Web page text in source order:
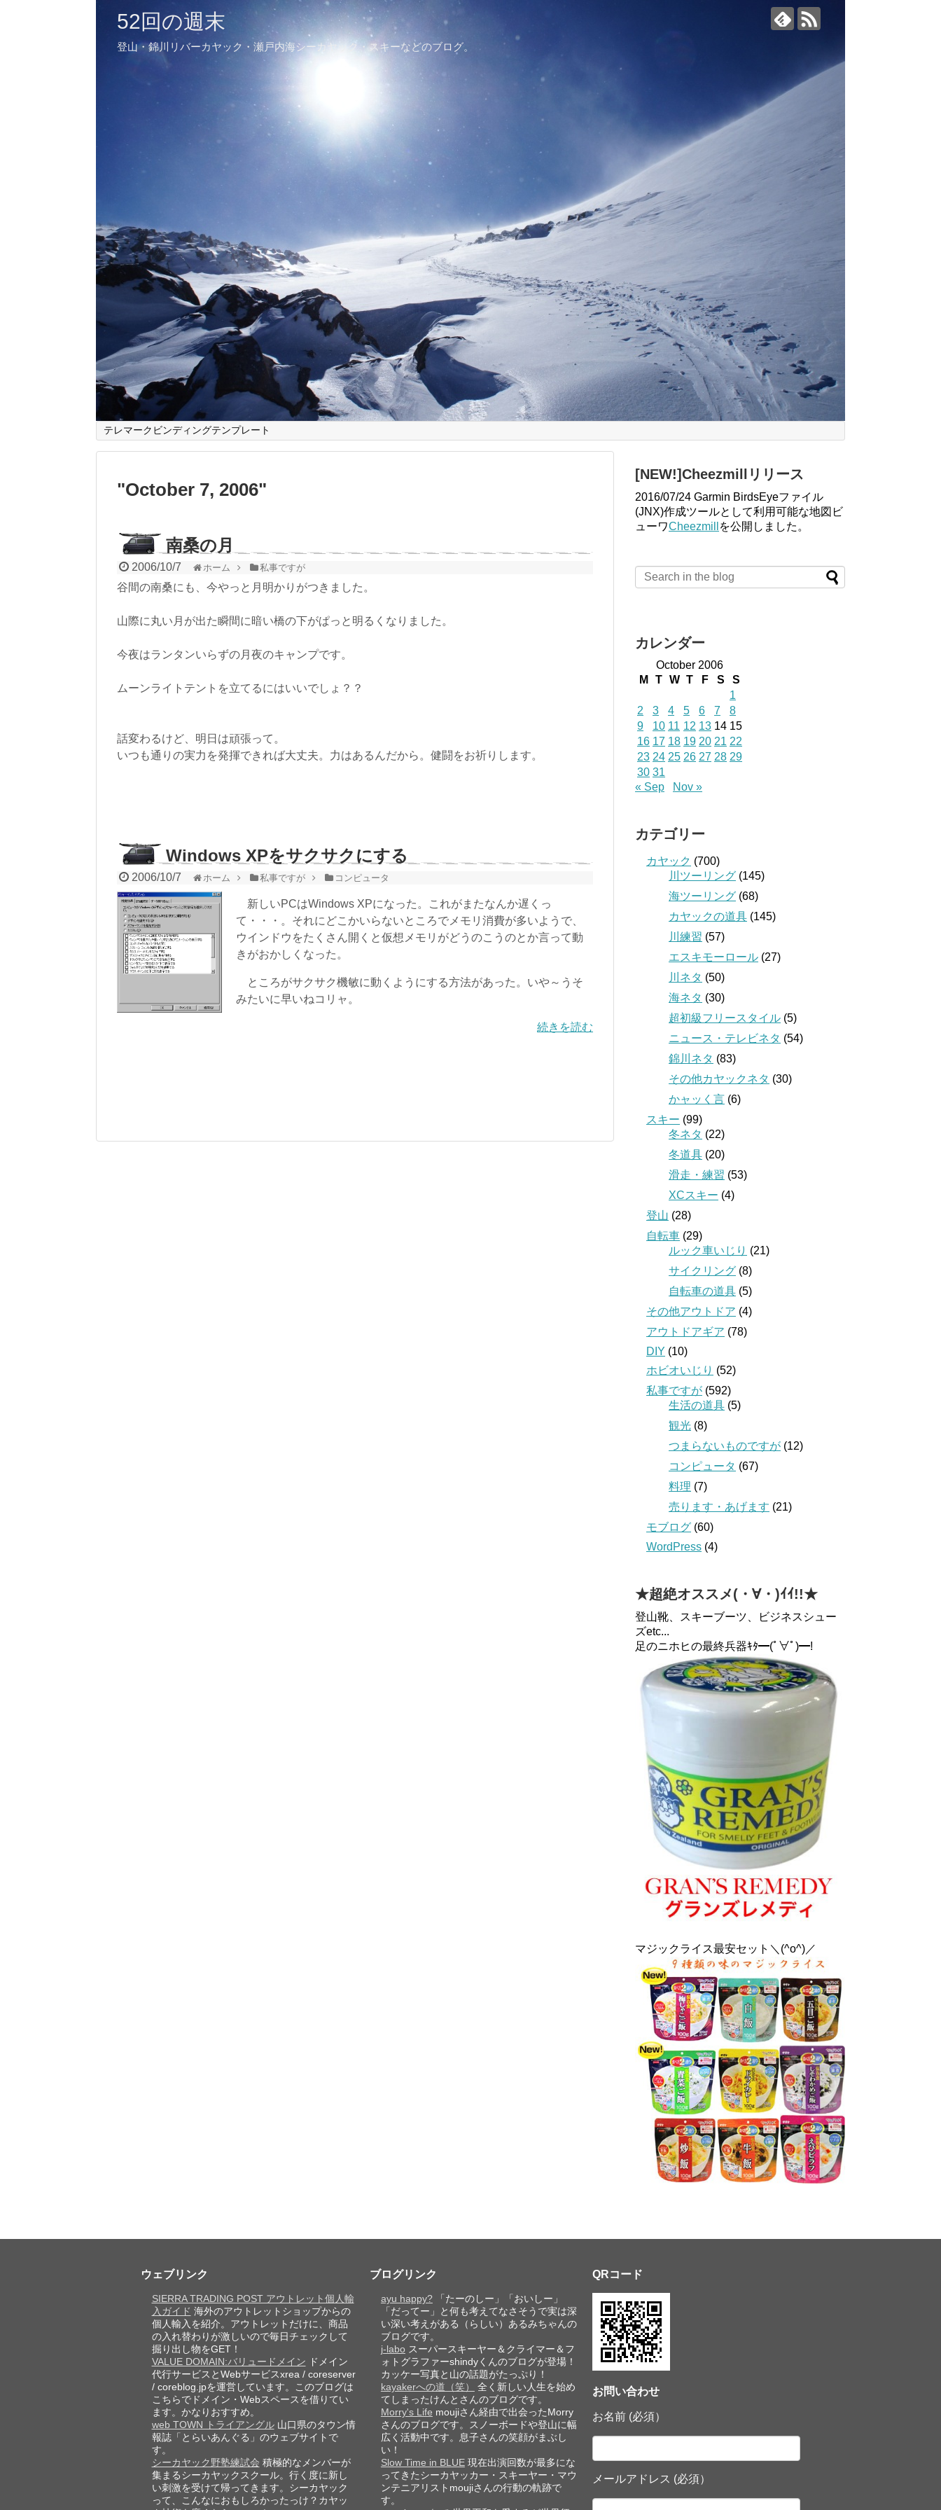
52回の週末
登山・錦川リバーカヤック・瀬戸内海シーカヤック・スキーなどのブログ。
テレマークビンディングテンプレート
"October 7, 2006"
南桑の月
2006/10/7 ホーム 私事ですが
谷間の南桑にも、今やっと月明かりがつきました。
山際に丸い月が出た瞬間に暗い橋の下がぱっと明るくなりました。
今夜はランタンいらずの月夜のキャンプです。
ムーンライトテントを立てるにはいいでしょ？？
話変わるけど、明日は頑張って。
いつも通りの実力を発揮できれば大丈夫。力はあるんだから。健闘をお祈りします。
Windows XPをサクサクにする
2006/10/7 ホーム 私事ですが コンピュータ
新しいPCはWindows XPになった。これがまたなんか遅くっ
て・・・。それにどこかいらないところでメモリ消費が多いようで、
ウインドウをたくさん開くと仮想メモリがどうのこうのとか言って動
きがおかしくなった。
ところがサクサク機敏に動くようにする方法があった。いや～うそ
みたいに早いねコリャ。
続きを読む
[NEW!]Cheezmillリリース
2016/07/24 Garmin BirdsEyeファイル
(JNX)作成ツールとして利用可能な地図ビ
ューワCheezmill を公開しました。
カレンダー
October 2006
M
T W T F S
S
1
2
3 4 5 6 7
8
9
10 11 12 13 14 15
16 17 18 19 20 21 22
23 24 25 26 27 28 29
30 31
« Sep
Nov »
カテゴリー
カヤック (700)
川ツーリング (145)
海ツーリング (68)
カヤックの道具 (145)
川練習 (57)
エスキモーロール (27)
川ネタ (50)
海ネタ (30)
超初級フリースタイル (5)
ニュース・テレビネタ (54)
錦川ネタ (83)
その他カヤックネタ (30)
かャッく言 (6)
スキー (99)
冬ネタ (22)
冬道具 (20)
滑走・練習 (53)
XCスキー (4)
登山 (28)
自転車 (29)
ルック車いじり (21)
サイクリング (8)
自転車の道具 (5)
その他アウトドア (4)
アウトドアギア (78)
DIY (10)
ホビオいじり (52)
私事ですが (592)
生活の道具 (5)
観光 (8)
つまらないものですが (12)
コンピュータ (67)
料理 (7)
売ります・あげます (21)
モブログ (60)
WordPress (4)
★超絶オススメ(・∀・)ｲｲ!!★
登山靴、スキーブーツ、ビジネスシュー
ズetc...
足のニホヒの最終兵器ｷﾀ━(ﾟ∀ﾟ)━!
マジックライス最安セット＼(^o^)／
ウェブリンク
SIERRA TRADING POST アウトレット個人輸
入ガイド 海外のアウトレットショップからの
個人輸入を紹介。アウトレットだけに、商品
の入れ替わりが激しいので毎日チェックして
掘り出し物をGET！
VALUE DOMAIN:バリュードメイン ドメイン
代行サービスとWebサービスxrea / coreserver
/ coreblog.jpを運営しています。このブログは
こちらでドメイン・Webスペースを借りてい
ます。かなりおすすめ。
web TOWN トライアングル山口県のタウン情
報誌「とらいあんぐる」のウェブサイトで
す。
シーカヤック野塾練試会 積極的なメンバーが
集まるシーカヤックスクール。行く度に新し
い刺激を受けて帰ってきます。シーカヤック
って、こんなにおもしろかったっけ？カヤッ
ブログリンク
ayu happy?「たーのしー」「おいしー」
「だってー」と何も考えてなさそうで実は深
い深い考えがある（らしい）あるみちゃんの
ブログです。
j-labo スーパースキーヤー＆クライマー＆フ
ォトグラファーshindyくんのブログが登場！
カッケー写真と山の話題がたっぷり！
kayakerへの道（笑）
全く新しい人生を始め
てしまったけんとさんのブログです。
Morry's Life moujiさん経由で出会ったMorry
さんのブログです。スノーボードや登山に幅
広く活動中です。息子さんの笑顔がまぶし
い！
Slow Time in BLUE現在出演回数が最多にな
ってきたシーカヤッカー・スキーヤー・マウ
ンテニアリストmoujiさんの行動の軌跡で
す。
QRコード
お問い合わせ
お名前 (必須）
メールアドレス (必須）